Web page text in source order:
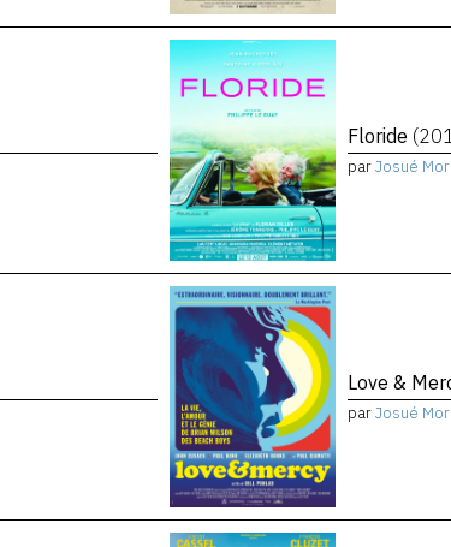
Floride
parJosué
Love &
parJosué